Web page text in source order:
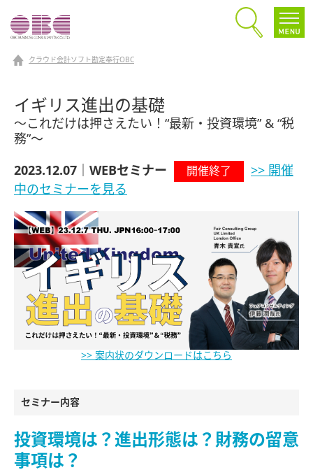
クラウド会計ソフト勘定奉行OBC
イギリス進出の基礎
～これだけは押さえたい！“最新・投資環境” & “税
務”～
2023.12.07｜WEBセミナー 開催終了
>> 開催
中のセミナーを見る
>> 案内状のダウンロードはこちら
セミナー内容
投資環境は？進出形態は？財務の留意
事項は？